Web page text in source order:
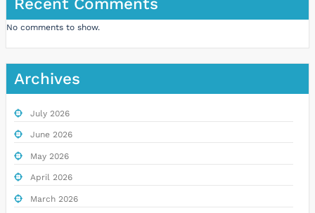
Recent Comments
No comments to show.
Archives
July 2026
June 2026
May 2026
April 2026
March 2026